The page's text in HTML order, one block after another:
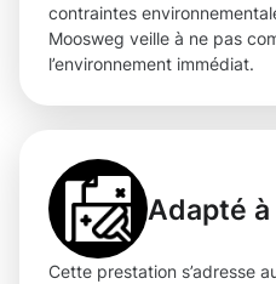
contraintes
Moosweg veille à ne pas
l’environnement immédiat.
Adapté
Cette prestation s’adresse